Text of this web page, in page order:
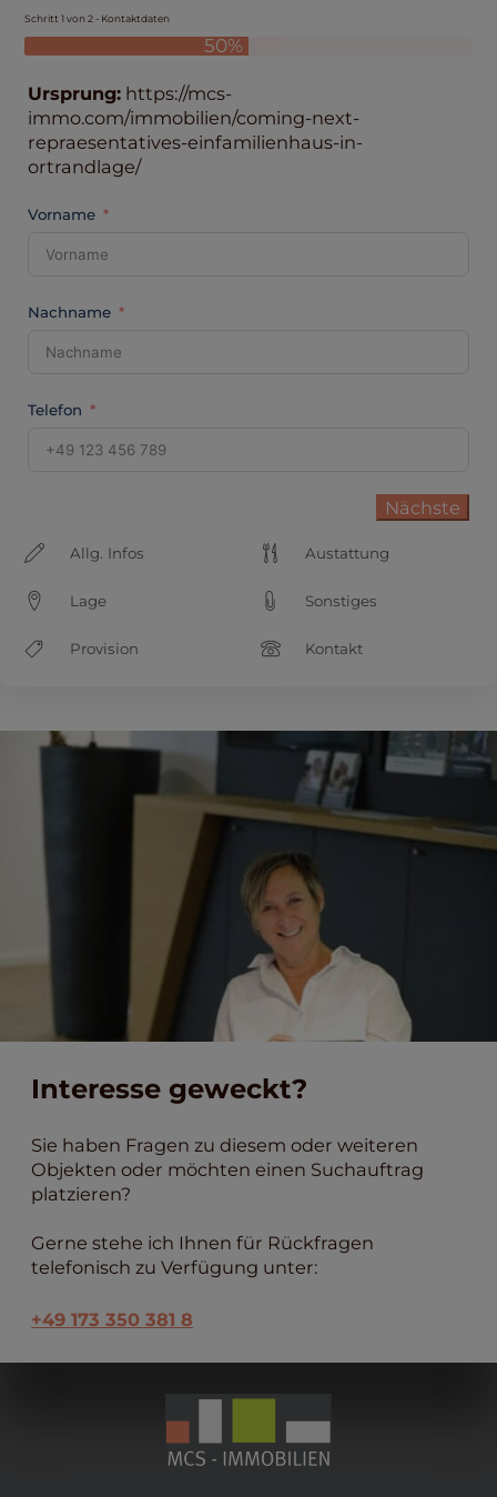
Schritt 1 von 2 - Kontaktdaten
50%
Ursprung: https://mcs-
immo.com/immobilien/coming-next-
repraesentatives-einfamilienhaus-in-
ortrandlage/
Vorname
Nachname
Telefon
Nächste
Allg. Infos Austattung
Lage Sonstiges
Provision Kontakt
Interesse geweckt?
Sie haben Fragen zu diesem oder weiteren
Objekten oder möchten einen Suchauftrag
platzieren?
Gerne stehe ich Ihnen für Rückfragen
telefonisch zu Verfügung unter:
+49 173 350 381 8